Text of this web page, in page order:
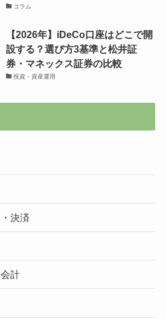
コラム
【2026年】iDeCo口座はどこで開
設する？選び方3基準と松井証
券・マネックス証券の比較
投資・資産運用
決済
計